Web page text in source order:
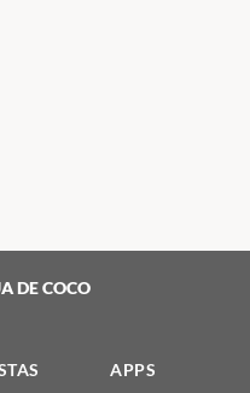
DE COCO
APPS